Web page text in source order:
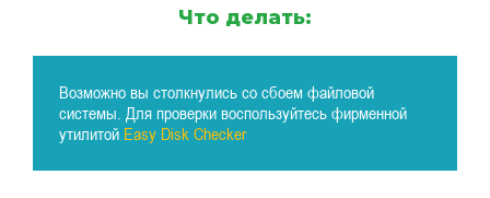
Что делать:
Возможно вы столкнулись со сбоем файловой
системы. Для проверки воспользуйтесь фирменной
утилитой Easy Disk Checker